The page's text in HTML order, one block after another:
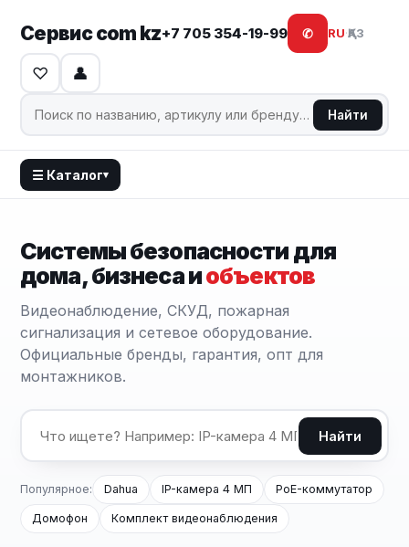
Сервис com kz
Найти
+7 705 354-19-99 ✆ RU·ҚАЗ
♡ 👤
☰ Каталог▾
Системы безопасности для
дома, бизнеса иобъектов
Видеонаблюдение, СКУД, пожарная
сигнализация и сетевое оборудование.
Официальные бренды, гарантия, опт для
монтажников.
Найти
Популярное: Dahua IP-камера 4 МП PoE-коммутатор
Домофон Комплект видеонаблюдения